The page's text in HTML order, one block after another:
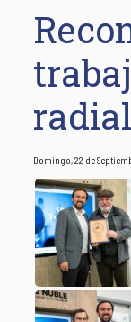
Domingo, 22 de